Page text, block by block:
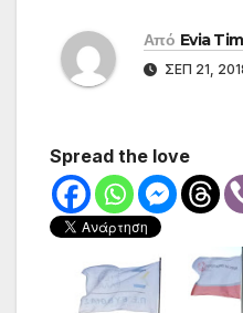
Από Evia
ΣΕΠ 21,
Spread the love